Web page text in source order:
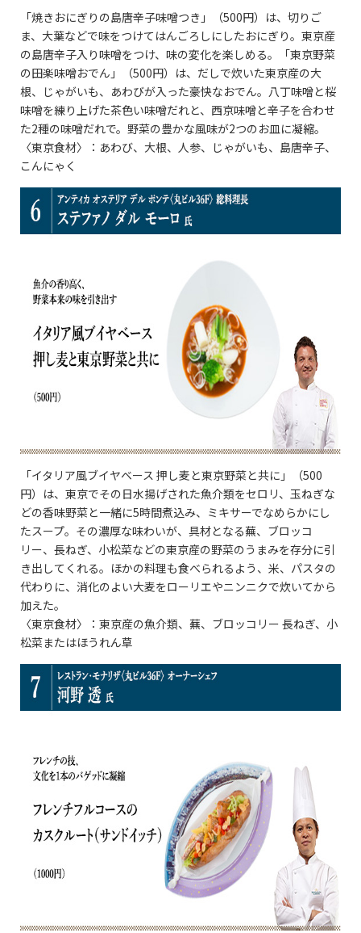
「焼きおにぎりの島唐辛子味噌つき」（500円）は、切りご
ま、大葉などで味をつけてはんごろしにしたおにぎり。東京産
の島唐辛子入り味噌をつけ、味の変化を楽しめる。「東京野菜
の田楽味噌おでん」（500円）は、だしで炊いた東京産の大
根、じゃがいも、あわびが入った豪快なおでん。八丁味噌と桜
味噌を練り上げた茶色い味噌だれと、西京味噌と辛子を合わせ
た2種の味噌だれで。野菜の豊かな風味が2つのお皿に凝縮。
〈東京食材〉：あわび、大根、人参、じゃがいも、島唐辛子、
こんにゃく
「イタリア風ブイヤベース 押し麦と東京野菜と共に」（500
円）は、東京でその日水揚げされた魚介類をセロリ、玉ねぎな
どの香味野菜と一緒に5時間煮込み、ミキサーでなめらかにし
たスープ。その濃厚な味わいが、具材となる蕪、ブロッコ
リー、長ねぎ、小松菜などの東京産の野菜のうまみを存分に引
き出してくれる。ほかの料理も食べられるよう、米、パスタの
代わりに、消化のよい大麦をローリエやニンニクで炊いてから
加えた。
〈東京食材〉：東京産の魚介類、蕪、ブロッコリー 長ねぎ、小
松菜またはほうれん草